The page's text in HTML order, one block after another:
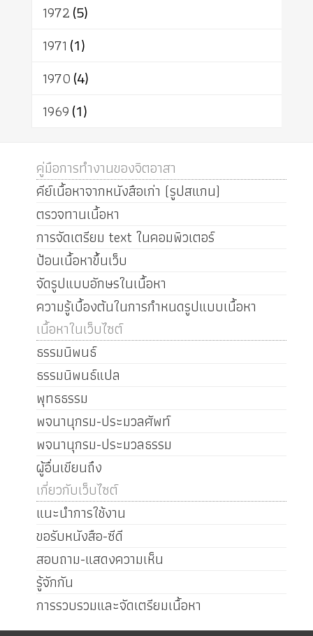
1972(5)
1971 (1)
1970(4)
1969(1)
คู่มือการทำงานของจิตอาสา
คีย์เนื้อหาจากหนังสือเก่า (รูปสแกน)
ตรวจทานเนื้อหา
การจัดเตรียม text ในคอมพิวเตอร์
ป้อนเนื้อหาขึ้นเว็บ
จัดรูปแบบอักษรในเนื้อหา
ความรู้เบื้องต้นในการกำหนดรูปแบบเนื้อหา
เนื้อหาในเว็บไซต์
ธรรมนิพนธ์
ธรรมนิพนธ์แปล
พุทธธรรม
พจนานุกรม-ประมวลศัพท์
พจนานุกรม-ประมวลธรรม
ผู้อื่นเขียนถึง
เกี่ยวกับเว็บไซต์
แนะนำการใช้งาน
ขอรับหนังสือ-ซีดี
สอบถาม-แสดงความเห็น
รู้จักกัน
การรวบรวมและจัดเตรียมเนื้อหา